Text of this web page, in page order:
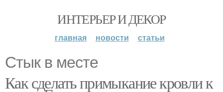
ИНТЕРЬЕР И ДЕКОР
главная новости статьи
Стык в месте
Как сделать примыкание кровли к